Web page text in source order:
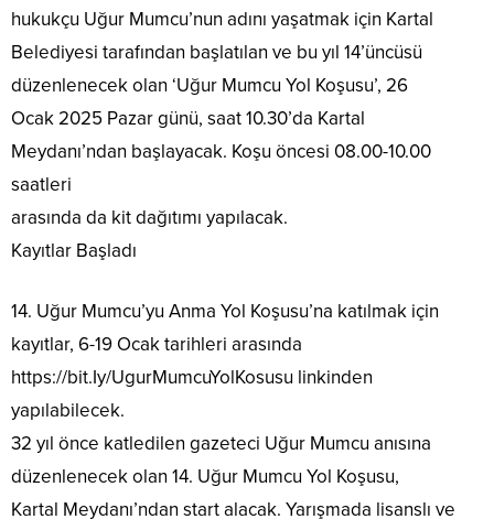
hukukçu Uğur Mumcu’nun adını yaşatmak için Kartal
Belediyesi tarafından başlatılan ve bu yıl 14’üncüsü
düzenlenecek olan ‘Uğur Mumcu Yol Koşusu’, 26
Ocak 2025 Pazar günü, saat 10.30’da Kartal
Meydanı’ndan başlayacak. Koşu öncesi 08.00-10.00
saatleri
arasında da kit dağıtımı yapılacak.
Kayıtlar Başladı
14. Uğur Mumcu’yu Anma Yol Koşusu’na katılmak için
kayıtlar, 6-19 Ocak tarihleri arasında
https://bit.Iy/UgurMumcuYolKosusu linkinden
yapılabilecek.
32 yıl önce katledilen gazeteci Uğur Mumcu anısına
düzenlenecek olan 14. Uğur Mumcu Yol Koşusu,
Kartal Meydanı’ndan start alacak. Yarışmada lisanslı ve